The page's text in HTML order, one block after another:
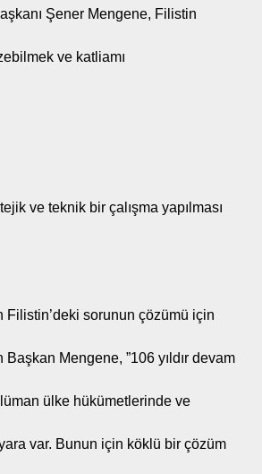
Şener Mengene, Filistin
ve katliamı
ve teknik bir çalışma yapılması
Filistin’deki sorunun çözümü için
Başkan Mengene, ”106 yıldır devam
ülke hükümetlerinde ve
var. Bunun için köklü bir çözüm